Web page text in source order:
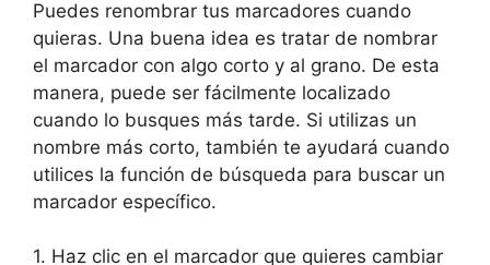
Puedes renombrar tus marcadores cuando
quieras. Una buena idea es tratar de nombrar
el marcador con algo corto y al grano. De esta
manera, puede ser fácilmente localizado
cuando lo busques más tarde. Si utilizas un
nombre más corto, también te ayudará cuando
utilices la función de búsqueda para buscar un
marcador específico.
1. Haz clic en el marcador que quieres cambiar